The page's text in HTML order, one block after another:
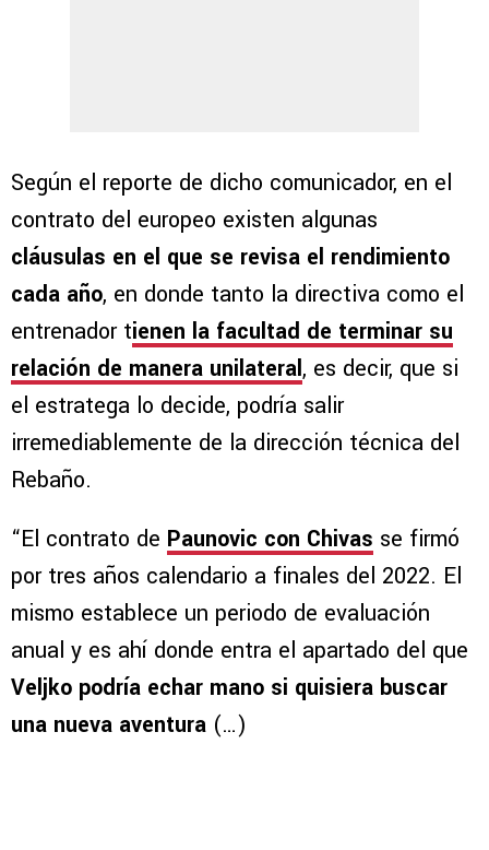
Según el reporte de dicho comunicador, en el
contrato del europeo existen algunas
cláusulas en el que se revisa el rendimiento
cada año, en donde tanto la directiva como el
entrenador tienen la facultad de terminar su
relación de manera unilateral, es decir, que si
el estratega lo decide, podría salir
irremediablemente de la dirección técnica del
Rebaño.
“El contrato de Paunovic con Chivas se firmó
por tres años calendario a finales del 2022. El
mismo establece un periodo de evaluación
anual y es ahí donde entra el apartado del que
Veljko podría echar mano si quisiera buscar
una nueva aventura (…)